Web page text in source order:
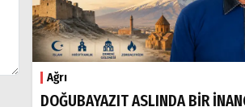
Ağrı
DOĞUBAYAZIT ASLINDA BİR